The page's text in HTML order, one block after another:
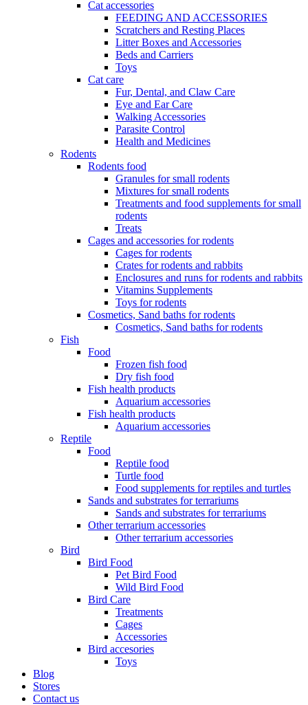
Cat accessories
FEEDING AND ACCESSORIES
Scratchers and Resting Places
Litter Boxes and Accessories
Beds and Carriers
Toys
Cat care
Fur, Dental, and Claw Care
Eye and Ear Care
Walking Accessories
Parasite Control
Health and Medicines
Rodents
Rodents food
Granules for small rodents
Mixtures for small rodents
Treatments and food supplements for small
rodents
Treats
Cages and accessories for rodents
Cages for rodents
Сrates for rodents and rabbits
Enclosures and runs for rodents and rabbits
Vitamins Supplements
Toys for rodents
Cosmetics, Sand baths for rodents
Cosmetics, Sand baths for rodents
Fish
Food
Frozen fish food
Dry fish food
Fish health products
Aquarium accessories
Fish health products
Aquarium accessories
Reptile
Food
Reptile food
Turtle food
Food supplements for reptiles and turtles
Sands and substrates for terrariums
Sands and substrates for terrariums
Other terrarium accessories
Other terrarium accessories
Bird
Bird Food
Pet Bird Food
Wild Bird Food
Bird Care
Treatments
Cages
Accessories
Bird accesories
Toys
Blog
Stores
Contact us